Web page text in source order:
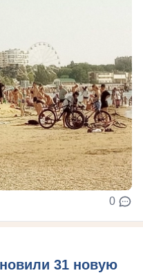
0
31 новую